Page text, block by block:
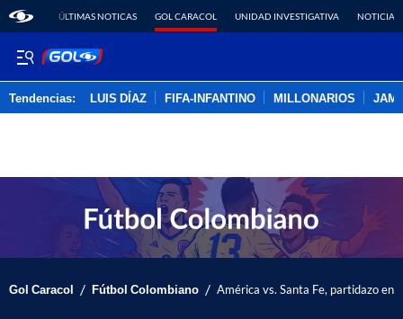
ÚLTIMAS NOTICAS GOL CARACOL UNIDAD INVESTIGATIVA NOTICIAS
Tendencias: LUIS DÍAZ FIFA-INFANTINO MILLONARIOS
Gol Caracol / Fútbol Colombiano / América vs. Santa Fe, partidazo en